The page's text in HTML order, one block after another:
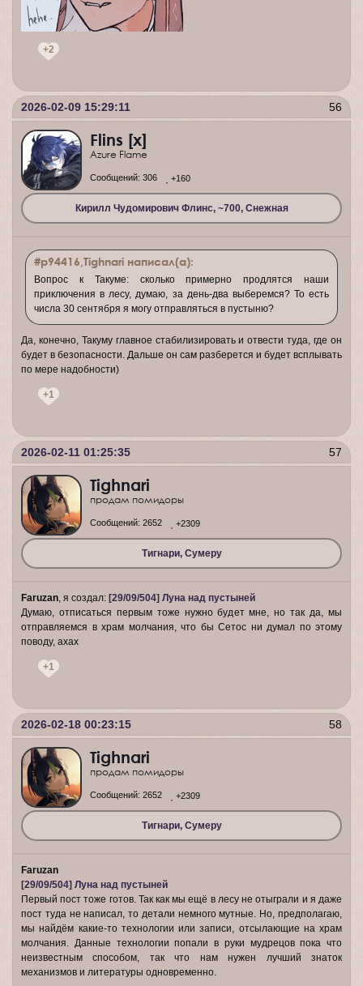
+2
56
2026-02-09 15:29:11
Flins [x]
Azure Flame
Кирилл Чудомирович Флинс, ~700, Снежная
Сообщений: 306 +160
#p94416,Tighnari написал(а):
Вопрос к Такуме: сколько примерно продлятся наши
приключения в лесу, думаю, за день-два выберемся? То есть
числа 30 сентября я могу отправляться в пустыню?
Да, конечно, Такуму главное стабилизировать и отвести туда, где он
будет в безопасности. Дальше он сам разберется и будет всплывать
по мере надобности)
+1
57
2026-02-11 01:25:35
Tighnari
продам помидоры
Тигнари, Сумеру
Сообщений: 2652 +2309
Faruzan, я создал: [29/09/504] Луна над пустыней
Думаю, отписаться первым тоже нужно будет мне, но так да, мы
отправляемся в храм молчания, что бы Сетос ни думал по этому
поводу, ахах
+1
58
2026-02-18 00:23:15
Tighnari
продам помидоры
Тигнари, Сумеру
Сообщений: 2652 +2309
Faruzan
[29/09/504] Луна над пустыней
Первый пост тоже готов. Так как мы ещё в лесу не отыграли и я даже
пост туда не написал, то детали немного мутные. Но, предполагаю,
мы найдём какие-то технологии или записи, отсылающие на храм
молчания. Данные технологии попали в руки мудрецов пока что
неизвестным способом, так что нам нужен лучший знаток
механизмов и литературы одновременно.